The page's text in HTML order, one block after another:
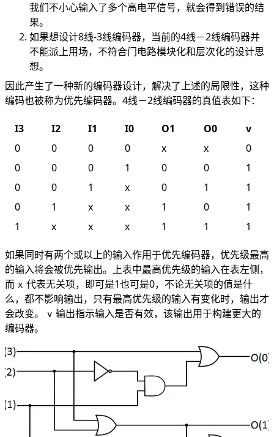
我们不小心输入了多个高电平信号，就会得到错误的结
果。
如果想设计8线-3线编码器，当前的4线－2线编码器并
不能派上用场，不符合门电路模块化和层次化的设计思
想。
因此产生了一种新的编码器设计，解决了上述的局限性，这种
编码也被称为优先编码器。4线－2线编码器的真值表如下：
I3 I2 I1 I0 O1 O0
v
0
0 0 0 x x
0
0
0 0 1 0 0
1
0
0 1 x 0 1
1
0
1 x x 1 0
1
1
x x x 1 1 1
如果同时有两个或以上的输入作用于优先编码器，优先级最高
的输入将会被优先输出。上表中最高优先级的输入在表左侧，
而 x 代表无关项，即可是1也可是0，不论无关项的值是什
么，都不影响输出，只有最高优先级的输入有变化时，输出才
会改变。
v 输出指示输入是否有效，该输出用于构建更大的
编码器。